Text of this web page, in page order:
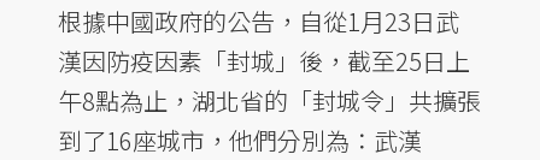
根據中國政府的公告，自從1月23日武
漢因防疫因素「封城」後，截至25日上
午8點為止，湖北省的「封城令」共擴張
到了16座城市，他們分別為：武漢